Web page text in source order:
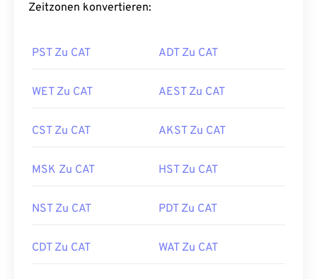
Zeitzonen konvertieren:
PST Zu CAT ADT Zu CAT
WET Zu CAT AEST Zu CAT
CST Zu CAT AKST Zu CAT
MSK Zu CAT HST Zu CAT
NST Zu CAT PDT Zu CAT
CDT Zu CAT WAT Zu CAT